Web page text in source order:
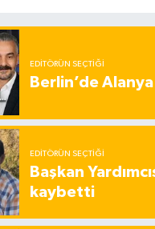
EDITÖRÜN SEÇTIĞI
Berlin’de
EDITÖRÜN SEÇTIĞI
Başkan
kaybetti